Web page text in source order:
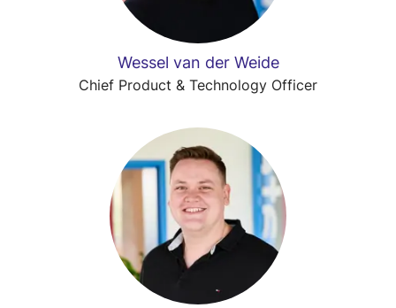
Wessel van der Weide
Chief Product & Technology Officer